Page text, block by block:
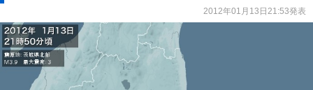
2012年01月13日21:53発表